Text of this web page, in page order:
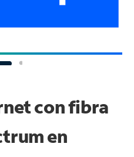
con fibra
en